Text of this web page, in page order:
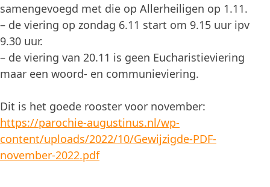
samengevoegd met die op Allerheiligen op 1.11.
– de viering op zondag 6.11 start om 9.15 uur ipv
9.30 uur.
– de viering van 20.11 is geen Eucharistieviering
maar een woord- en communieviering.
Dit is het goede rooster voor november:
https://parochie-augustinus.nl/wp-
content/uploads/2022/10/Gewijzigde-PDF-
november-2022.pdf